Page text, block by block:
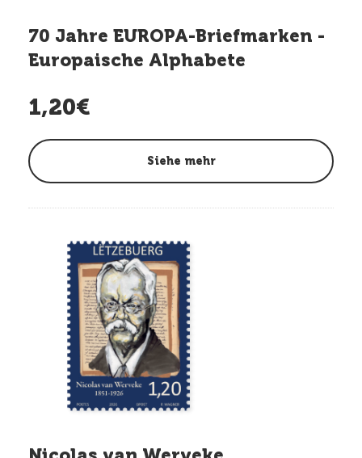
70 Jahre EUROPA-Briefmarken -
Europaische Alphabete
1,20€
Siehe mehr